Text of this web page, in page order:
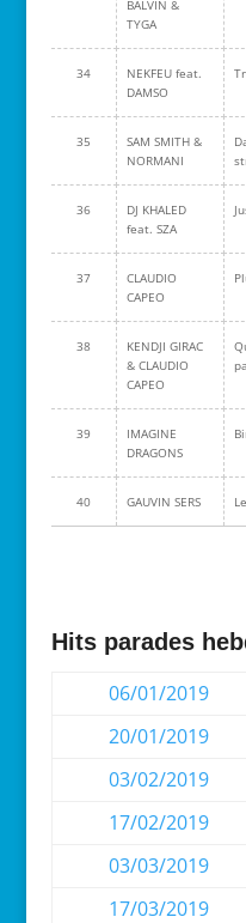
BALVIN &
TYGA
34
NEKFEU feat.
DAMSO
35
SAM SMITH &
NORMANI
36
DJ KHALED
feat. SZA
37
CLAUDIO
CAPEO
38
KENDJI GIRAC
& CLAUDIO
CAPEO
39
IMAGINE
DRAGONS
40 GAUVIN SERS
Hits parades
06/01/2019
20/01/2019
03/02/2019
17/02/2019
03/03/2019
17/03/2019